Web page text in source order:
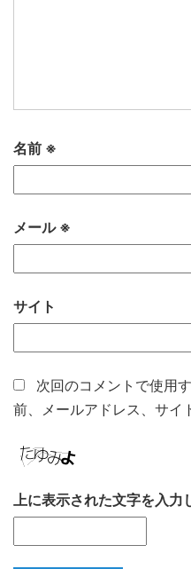
名前 ※
メール ※
サイト
次回のコメントで使用
前、メールアドレス、サイ
上に表示された文字を入力